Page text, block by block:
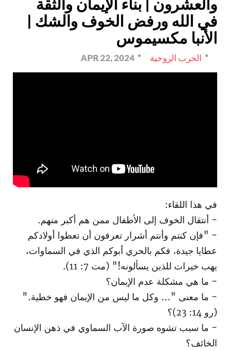
والعشرون | بناء الإيمان والثقة
في الله ورفض الخوف والشك |
الأنبا مكسيموس
الحرب الروحية APR 22, 2024
في هذا اللقاء:
- أنتقال الخوف إلى الأطفال ممن هم أكبر منهم.
- "فإن كنتم وأنتم أشرار تعرفون أن تعطوا أولادكم
عطايا جيدة، فكم بالحري أبوكم الذي في السماوات،
يهب خيرات للذين يسألونه!" (مت 7: 11).
- ما هي مشكلة عدم الإيمان؟
- ما معنى "... وكل ما ليس من الإيمان فهو خطية."
(رو 14: 23)؟
- ما سبب تشوه صورة الآب السماوي في ذهن الإنسان
الخائف؟